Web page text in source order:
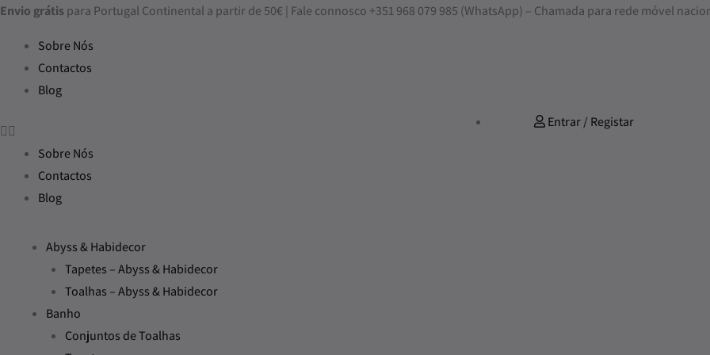
Skip
content
Envio grátispara Portugal Continental a partir de 50€ | Fale connosco +351 968 079 985 (WhatsApp) – Chamada para rede móvel
Sobre Nós
Contactos
Blog
Sobre Nós
Contactos
Blog
Entrar / Registar
Abyss & Habidecor
Tapetes – Abyss & Habidecor
Toalhas – Abyss & Habidecor
Banho
Conjuntos de Toalhas